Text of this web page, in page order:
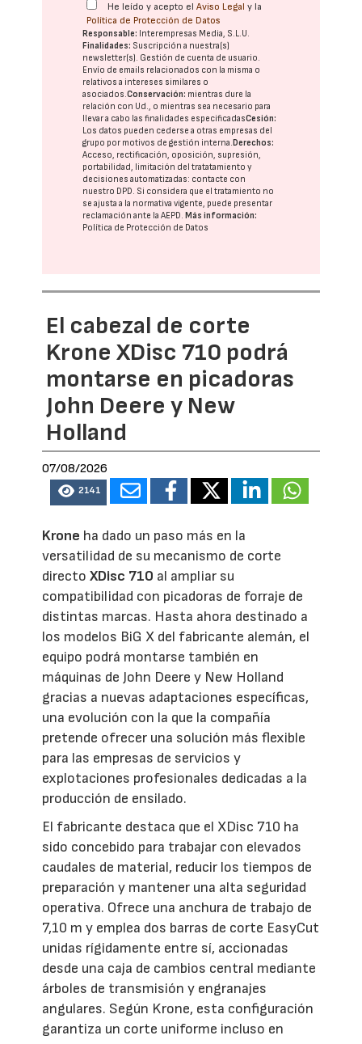
He leído y acepto elAviso Legal y la
Política de Protección de Datos
Responsable: Interempresas Media, S.L.U.
Finalidades: Suscripción a nuestra(s)
newsletter(s). Gestión de cuenta de usuario.
Envío de emails relacionados con la misma o
relativos a intereses similares o
asociados.Conservación: mientras dure la
relación con Ud., o mientras sea necesario para
llevar a cabo las finalidades especificadasCesión:
Los datos pueden cederse a otras empresas del
grupo por motivos de gestión interna. Derechos:
Acceso, rectificación, oposición, supresión,
portabilidad, limitación del tratatamiento y
decisiones automatizadas: contacte con
nuestro DPD. Si considera que el tratamiento no
se ajusta a la normativa vigente, puede presentar
reclamación ante laAEPD. Más información:
Política de Protección de Datos
El cabezal de corte
Krone XDisc 710 podrá
montarse en picadoras
John Deere y New
Holland
07/08/2026
2141
Krone ha dado un paso más en la
versatilidad de su mecanismo de corte
directoXDisc 710 al ampliar su
compatibilidad con picadoras de forraje de
distintas marcas. Hasta ahora destinado a
los modelos BiG X del fabricante alemán, el
equipo podrá montarse también en
máquinas de John Deere y New Holland
gracias a nuevas adaptaciones específicas,
una evolución con la que la compañía
pretende ofrecer una solución más flexible
para las empresas de servicios y
explotaciones profesionales dedicadas a la
producción de ensilado.
El fabricante destaca que el XDisc 710 ha
sido concebido para trabajar con elevados
caudales de material, reducir los tiempos de
preparación y mantener una alta seguridad
operativa. Ofrece una anchura de trabajo de
7,10 m y emplea dos barras de corte EasyCut
unidas rígidamente entre sí, accionadas
desde una caja de cambios central mediante
árboles de transmisión y engranajes
angulares. Según Krone, esta configuración
garantiza un corte uniforme incluso en